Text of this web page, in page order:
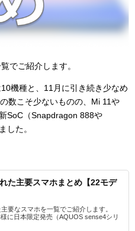
でご紹介します。
機種と、11月に引き続き少なめ
数こそ少ないものの、Mi 11や
SoC（Snapdragon 888や
した。
た主要スマホまとめ【22モデ
要なスマホを一覧でご紹介します。
日本限定発売（AQUOS sense4シリ